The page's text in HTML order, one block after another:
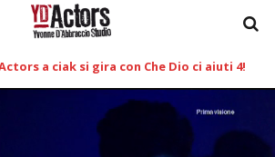
a ciak si gira con Che Dio ci aiuti 4!